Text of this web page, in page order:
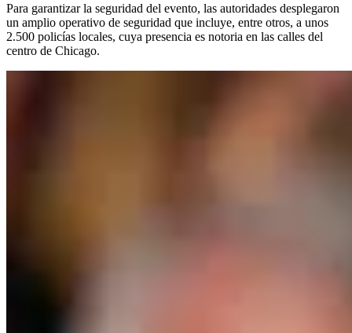
Para garantizar la seguridad del evento, las autoridades desplegaron
un amplio operativo de seguridad que incluye, entre otros, a unos
2.500 policías locales, cuya presencia es notoria en las calles del
centro de Chicago.